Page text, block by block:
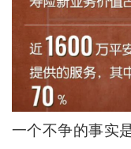
一个不争的事实